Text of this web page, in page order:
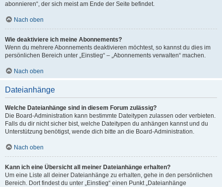
abonnieren“, der sich meist am Ende der Seite befindet.
Nach oben
Wie deaktiviere ich meine Abonnements?
Wenn du mehrere Abonnements deaktivieren möchtest, so kannst du dies im
persönlichen Bereich unter „Einstieg“ – „Abonnements verwalten“ machen.
Nach oben
Dateianhänge
Welche Dateianhänge sind in diesem Forum zulässig?
Die Board-Administration kann bestimmte Dateitypen zulassen oder verbieten.
Falls du dir nicht sicher bist, welche Dateitypen du anhängen kannst und du
Unterstützung benötigst, wende dich bitte an die Board-Administration.
Nach oben
Kann ich eine Übersicht all meiner Dateianhänge erhalten?
Um eine Liste all deiner Dateianhänge zu erhalten, gehe in den persönlichen
Bereich. Dort findest du unter „Einstieg“ einen Punkt „Dateianhänge